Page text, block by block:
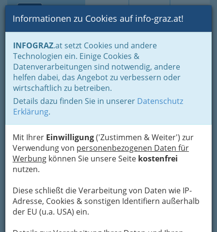
Suche Login Toggle
Informationen zu Cookies auf info-graz.at!
INFOGRAZ.at setzt Cookies und andere
Technologien ein. Einige Cookies &
Datenverarbeitungen sind notwendig, andere
helfen dabei, das Angebot zu verbessern oder
wirtschaftlich zu betreiben.
Details dazu finden Sie in unserer Datenschutz
Erklärung.
Mit Ihrer Einwilligung('Zustimmen & Weiter') zur
Verwendung von personenbezogenen Daten für
Werbung können Sie unsere Seite kostenfrei
nutzen.
Diese schließt die Verarbeitung von Daten wie IP-
Adresse, Cookies & sonstigen Identifiern außerhalb
der EU (u.a. USA) ein.
Home Lebens-Guide
Ausflugsziele in der grünen Mark
Ausflugstipps, Ausflugsziele: Familienausflug
Kinderreitschule &
Tiererlebniszentrum
Pferdehof Römerweg
Römerstraße 97, 8063 Höf-Präbach
+43 650 591 03 17
Spiel, Spaß und Sicherheit am
für Kinder und Pferde vor den
Toren der Stadt.